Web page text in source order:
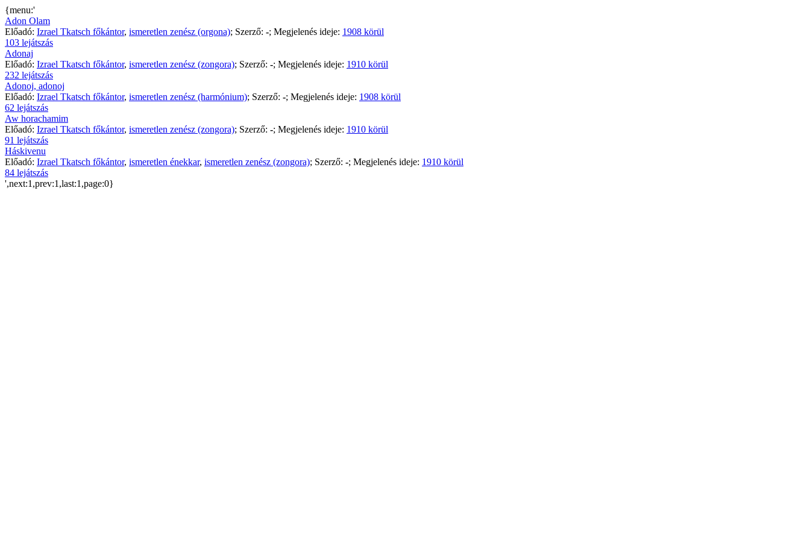
{menu:'
Adon Olam
Előadó: Izrael Tkatsch főkántor, ismeretlen zenész (orgona); Szerző: -; Megjelenés ideje: 1908 körül
103 lejátszás
Adonaj
Előadó: Izrael Tkatsch főkántor, ismeretlen zenész (zongora); Szerző: -; Megjelenés ideje: 1910 körül
232 lejátszás
Adonoj, adonoj
Előadó: Izrael Tkatsch főkántor, ismeretlen zenész (harmónium); Szerző: -; Megjelenés ideje: 1908 körül
62 lejátszás
Aw horachamim
Előadó: Izrael Tkatsch főkántor, ismeretlen zenész (zongora); Szerző: -; Megjelenés ideje: 1910 körül
91 lejátszás
Háskivenu
Előadó: Izrael Tkatsch főkántor, ismeretlen énekkar, ismeretlen zenész (zongora); Szerző: -; Megjelenés ideje: 1910 körül
84 lejátszás
',next:1,prev:1,last:1,page:0}